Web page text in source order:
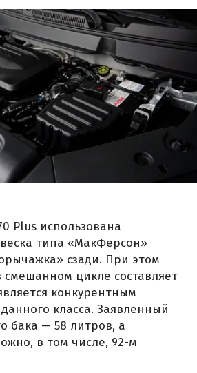
Plus использована
типа «МакФерсон»
сзади. При этом
смешанном цикле составляет
конкурентным
класса. Заявленный
бака — 58 литров, а
в том числе, 92-м